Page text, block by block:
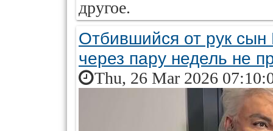
другое.
Отбившийся от рук
через пару недель не
Thu, 26 Mar 2026